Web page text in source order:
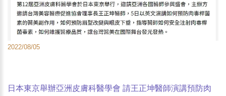
2022/08/05
日本東京舉辦亞洲皮膚科醫學會 請王正坤醫師演講預防肉